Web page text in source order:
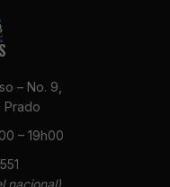
– No. 9,
Prado
– 19h00
Necessários
não são
São